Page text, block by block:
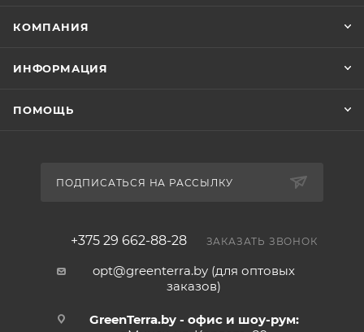
КОМПАНИЯ
ИНФОРМАЦИЯ
ПОМОЩЬ
ПОДПИСАТЬСЯ НА РАССЫЛКУ
+375 29 662-88-28 ЗАКАЗАТЬ ЗВОНОК
opt@greenterra.by (для оптовых
заказов)
GreenTerra.by - офис и шоу-рум: